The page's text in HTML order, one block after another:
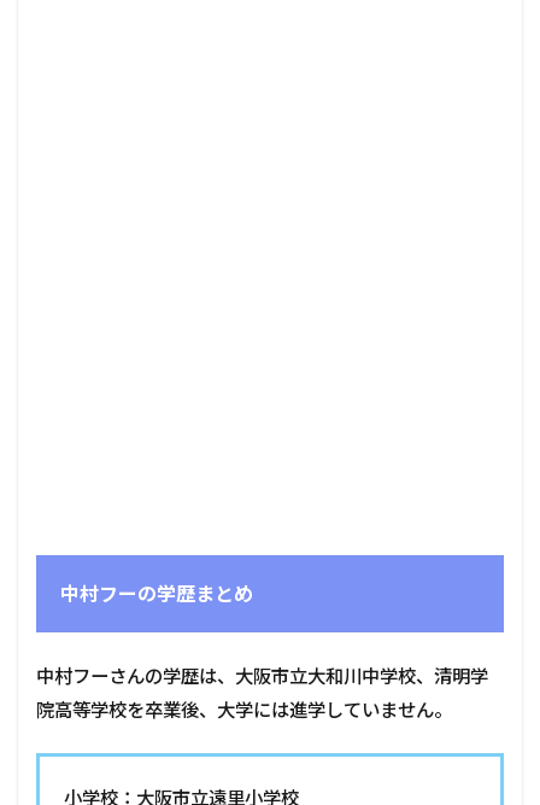
中村フーの学歴まとめ
中村フーさんの学歴は、大阪市立大和川中学校、清明学
院高等学校を卒業後、大学には進学していません。
小学校：大阪市立遠里小学校